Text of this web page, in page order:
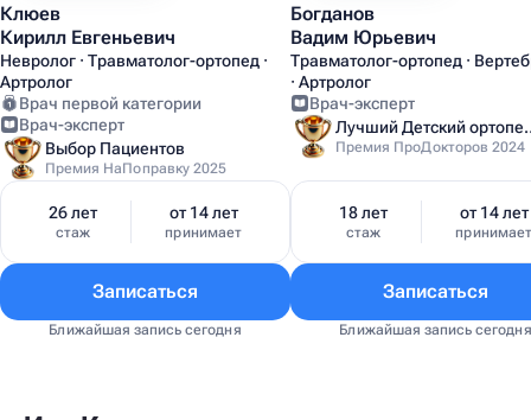
Клюев
Кирилл Евгеньевич
Невролог · Травматолог-ортопед ·
Артролог
Врач первой категории
Врач-эксперт
Выбор Пациентов
Премия НаПоправку 2025
26 лет
стаж
от 14 лет
принимает
Записаться
Ближайшая запись сегодня
Богданов
Вадим Юрьевич
Травматолог-ортопед ·
· Артролог
Врач-эксперт
Лучший
Премия ПроДокторов 2024
18 лет
стаж
от 14 лет
принимает
Записаться
Ближайшая запись сегодня